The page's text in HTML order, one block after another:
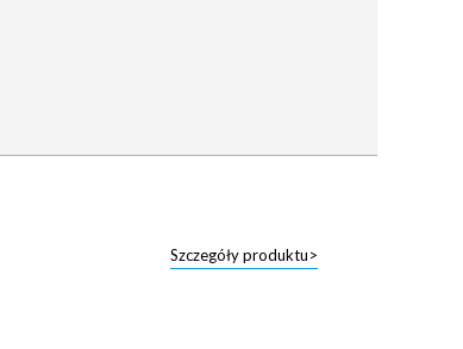
Szczegóły produktu>